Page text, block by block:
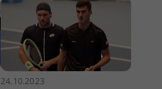
24.10.2023